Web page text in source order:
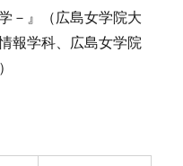
－』（広島女学院大
報学科、広島女学院